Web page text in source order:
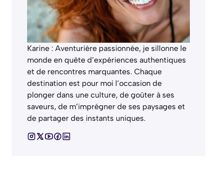
Karine : Aventurière passionnée, je sillonne le
monde en quête d’expériences authentiques
et de rencontres marquantes. Chaque
destination est pour moi l’occasion de
plonger dans une culture, de goûter à ses
saveurs, de m’imprégner de ses paysages et
de partager des instants uniques.